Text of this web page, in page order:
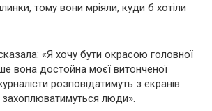
тому вони мріяли, куди б хотіли
«Я хочу бути окрасою головної
вона достойна моєї витонченої
розповідатимуть з екранів
захоплюватимуться люди».